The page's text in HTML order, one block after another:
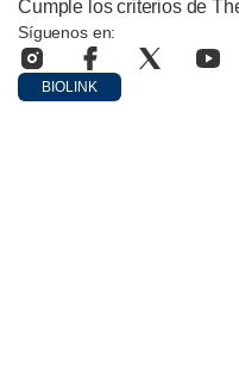
Cumple los criterios de
Síguenos en:
BIOLINK